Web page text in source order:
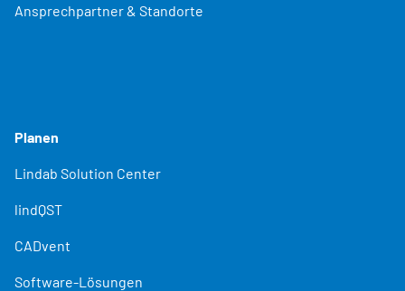
Ansprechpartner & Standorte
Planen
Lindab Solution Center
lindQST
CADvent
Software-Lösungen